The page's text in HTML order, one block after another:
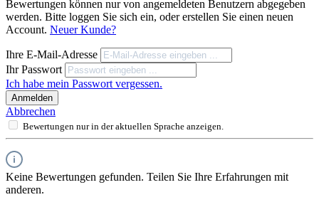
Bewertungen können nur von angemeldeten Benutzern abgegeben
werden. Bitte loggen Sie sich ein, oder erstellen Sie einen neuen
Account. Neuer Kunde?
Ihre E-Mail-Adresse
Ihr Passwort
Ich habe mein Passwort vergessen.
Anmelden
Abbrechen
Bewertungen nur in der aktuellen Sprache anzeigen.
Keine Bewertungen gefunden. Teilen Sie Ihre Erfahrungen mit
anderen.